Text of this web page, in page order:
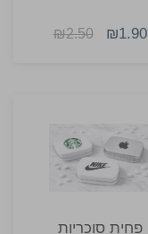
₪1.90
₪2.50
פחית סוכריות